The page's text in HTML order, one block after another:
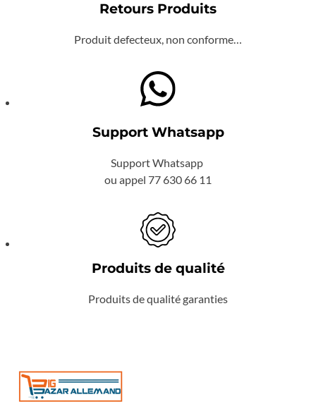
Retours Produits
Produit defecteux, non conforme…
Support Whatsapp
Support Whatsapp
ou appel 77 630 66 11
Produits de qualité
Produits de qualité garanties